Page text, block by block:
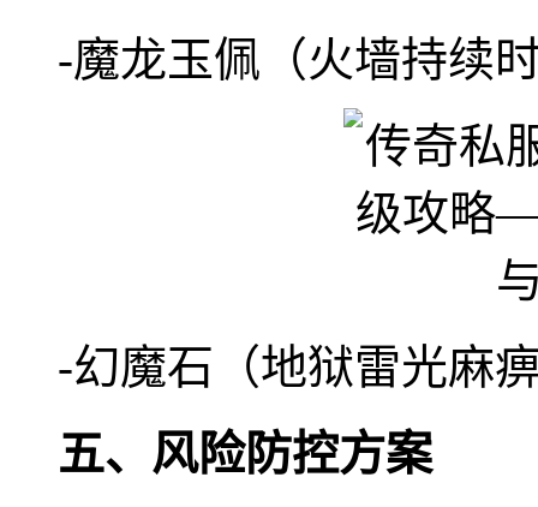
-魔龙玉佩（火墙持续
-幻魔石（地狱雷光麻
五、风险防控方案